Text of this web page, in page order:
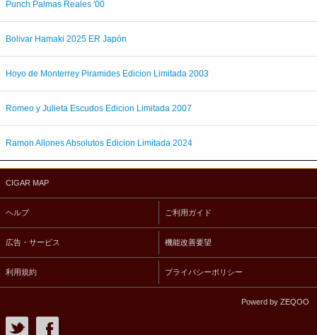
Punch Palmas Reales '00
Bolivar Hamaki 2025 ER Japón
Hoyo de Monterrey Piramides Edicion Limitada 2003
Romeo y Julieta Escudos Edicion Limitada 2007
Ramon Allones Absolutos Edicion Limitada 2024
CIGAR MAP
ヘルプ ご利用ガイド
広告・サービス 機能改善要望
利用規約 プライバシーポリシー
Powerd by ZEQOO